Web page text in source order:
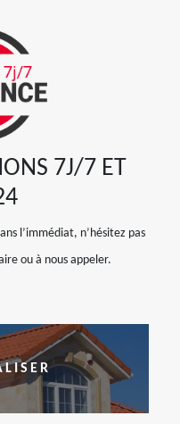
7J/7 ET
l’immédiat, n’hésitez pas
ou à nous appeler.